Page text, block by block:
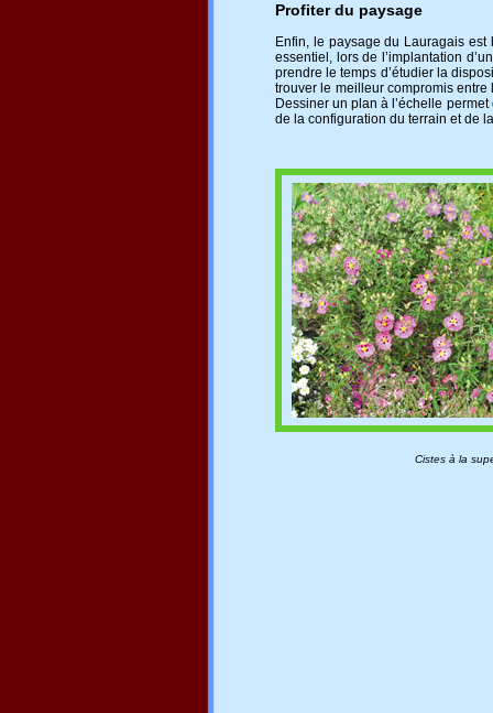
Profiter du paysage
Enfin, le paysage du Lauragais est
essentiel, lors de l’implantation
prendre le temps d’étudier la
trouver le meilleur compromis
Dessiner un plan à l’échelle
de la configuration du terrain et de
Cistes à la